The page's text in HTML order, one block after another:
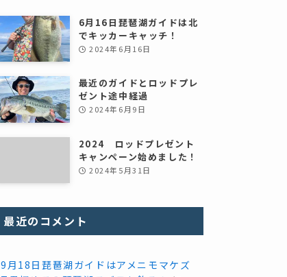
6月16日琵琶湖ガイドは北
でキッカーキャッチ！
2024年6月16日
最近のガイドとロッドプレ
ゼント途中経過
2024年6月9日
2024 ロッドプレゼント
キャンペーン始めました！
2024年5月31日
最近のコメント
9月18日琵琶湖ガイドはアメニモマケズ